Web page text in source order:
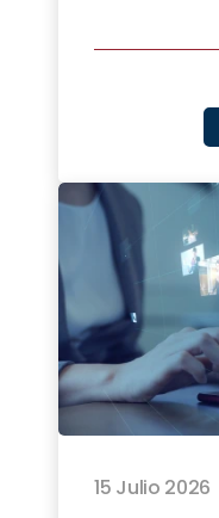
15 Julio 2026